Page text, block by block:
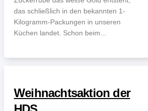
das schließlich in den bekannten 1-
Kilogramm-Packungen in unseren
Küchen landet. Schon beim...
Weihnachtsaktion der